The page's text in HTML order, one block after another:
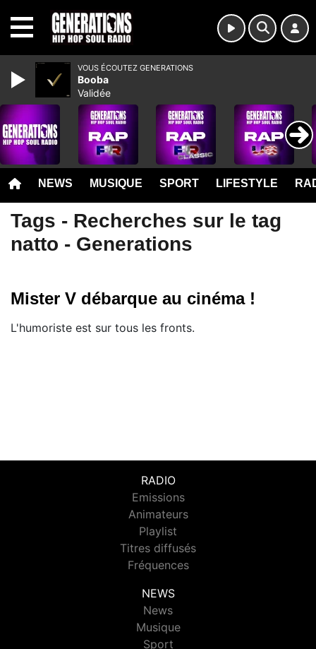
NEWS MUSIQUE SPORT LIFESTYLE
Tags - Recherches sur le tag
natto - Generations
Mister V débarque au cinéma !
L'humoriste est sur tous les fronts.
RADIO
Emissions
Animateurs
Playlist
Titres diffusés
Fréquences
NEWS
News
Musique
Sport
VOUS ÉCOUTEZ GENERATIONS
Booba
Validée